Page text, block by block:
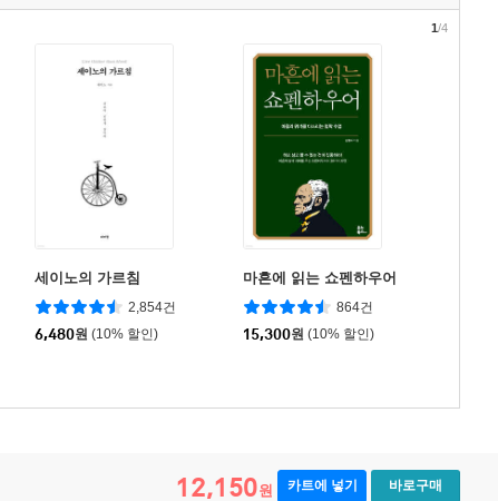
세이노의 가르침
2,854건
6,480원 (10% 할인)
마흔에 읽는 쇼펜하우어
864건
15,300원 (10% 할인)
1/4
12,150원 카트에 넣기 바로구매